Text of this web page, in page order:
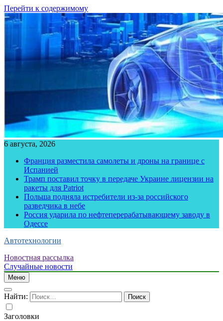
Перейти к содержимому
6 августа, 2026
Франция разместила самолеты и дроны на границе с
Испанией
Трамп поставил точку в передаче Украине лицензии на
ракеты для Patriot
Польша подняла истребители из-за российского
разведчика в небе
Россия ударила по нефтеперерабатывающему заводу в
Одессе
Автотехнологии
Новостная рассылка
Случайные новости
Меню
Найти:
Заголовки